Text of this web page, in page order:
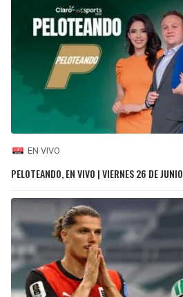
EN VIVO
PELOTEANDO, EN VIVO | VIERNES 26 DE JUNIO